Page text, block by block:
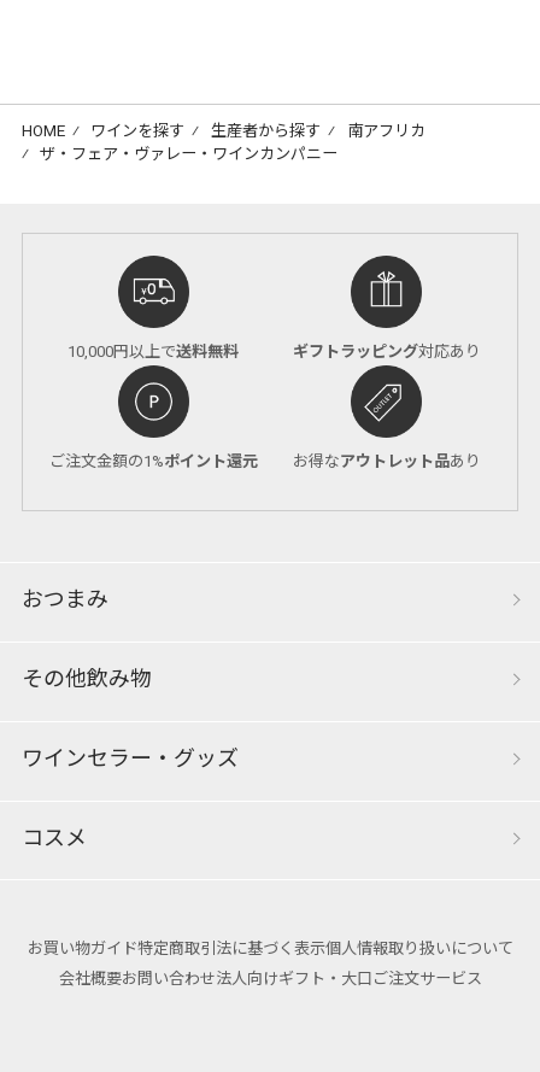
HOME ⁄ ワインを探す ⁄ 生産者から探す ⁄ 南アフリカ
⁄ ザ・フェア・ヴァレー・ワインカンパニー
10,000円以上で送料無料 ギフトラッピング対応あり
ご注文金額の1%ポイント還元 お得なアウトレット品あり
おつまみ
その他飲み物
ワインセラー・グッズ
コスメ
お買い物ガイド特定商取引法に基づく表示個人情報取り扱いについて
会社概要お問い合わせ法人向けギフト・大口ご注文サービス